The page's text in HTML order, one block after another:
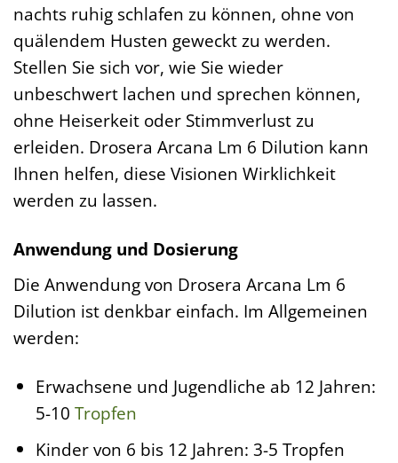
nachts ruhig schlafen zu können, ohne von
quälendem Husten geweckt zu werden.
Stellen Sie sich vor, wie Sie wieder
unbeschwert lachen und sprechen können,
ohne Heiserkeit oder Stimmverlust zu
erleiden. Drosera Arcana Lm 6 Dilution kann
Ihnen helfen, diese Visionen Wirklichkeit
werden zu lassen.
Anwendung und Dosierung
Die Anwendung von Drosera Arcana Lm 6
Dilution ist denkbar einfach. Im Allgemeinen
werden:
Erwachsene und Jugendliche ab 12 Jahren:
5-10 Tropfen
Kinder von 6 bis 12 Jahren: 3-5 Tropfen